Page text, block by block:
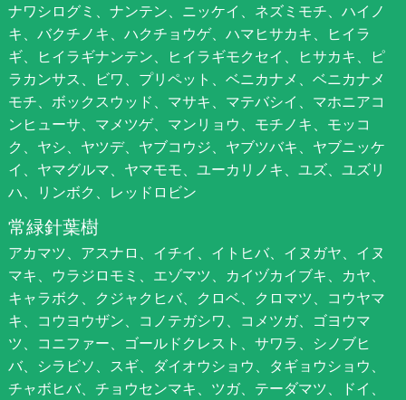
ナワシログミ、ナンテン、ニッケイ、ネズミモチ、ハイノ
キ、バクチノキ、ハクチョウゲ、ハマヒサカキ、ヒイラ
ギ、ヒイラギナンテン、ヒイラギモクセイ、ヒサカキ、ピ
ラカンサス、ビワ、プリペット、ベニカナメ、ベニカナメ
モチ、ボックスウッド、マサキ、マテバシイ、マホニアコ
ンヒューサ、マメツゲ、マンリョウ、モチノキ、モッコ
ク、ヤシ、ヤツデ、ヤブコウジ、ヤブツバキ、ヤブニッケ
イ、ヤマグルマ、ヤマモモ、ユーカリノキ、ユズ、ユズリ
ハ、リンボク、レッドロビン
常緑針葉樹
アカマツ、アスナロ、イチイ、イトヒバ、イヌガヤ、イヌ
マキ、ウラジロモミ、エゾマツ、カイヅカイブキ、カヤ、
キャラボク、クジャクヒバ、クロベ、クロマツ、コウヤマ
キ、コウヨウザン、コノテガシワ、コメツガ、ゴヨウマ
ツ、コニファー、ゴールドクレスト、サワラ、シノブヒ
バ、シラビソ、スギ、ダイオウショウ、タギョウショウ、
チャボヒバ、チョウセンマキ、ツガ、テーダマツ、ドイ、